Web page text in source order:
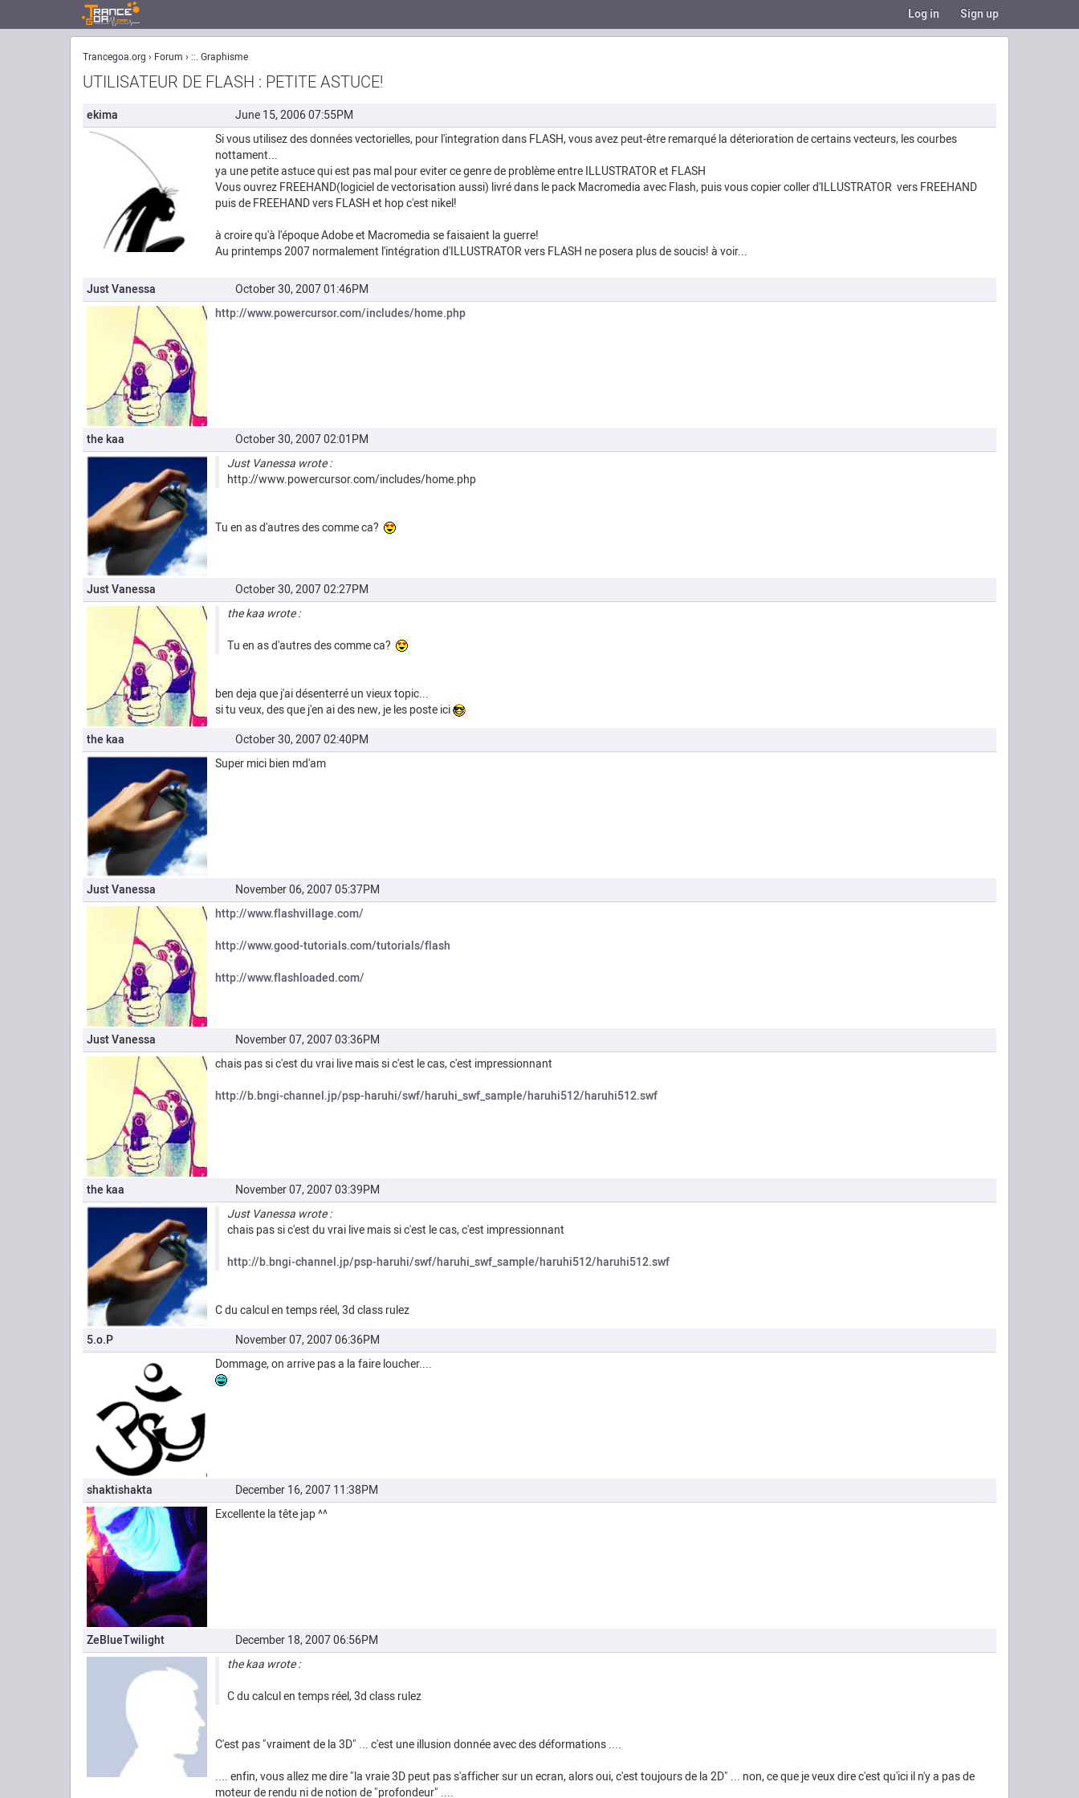
Log in Sign up
Trancegoa.org Forum ::. Graphisme
UTILISATEUR DE FLASH : PETITE ASTUCE!
ekima
June 15, 2006 07:55PM
Si vous utilisez des données vectorielles, pour l'integration dans FLASH, vous avez peut-être remarqué la déterioration de certains vecteurs, les courbes
nottament...
ya une petite astuce qui est pas mal pour eviter ce genre de problème entre ILLUSTRATOR et FLASH
Vous ouvrez FREEHAND(logiciel de vectorisation aussi) livré dans le pack Macromedia avec Flash, puis vous copier coller d'ILLUSTRATOR vers FREEHAND
puis de FREEHAND vers FLASH et hop c'est nikel!
à croire qu'à l'époque Adobe et Macromedia se faisaient la guerre!
Au printemps 2007 normalement l'intégration d'ILLUSTRATOR vers FLASH ne posera plus de soucis! à voir...
Just Vanessa
October 30, 2007 01:46PM
http://www.powercursor.com/includes/home.php
the kaa
October 30, 2007 02:01PM
Just Vanessa wrote :
http://www.powercursor.com/includes/home.php
Tu en as d'autres des comme ca?
Just Vanessa
October 30, 2007 02:27PM
the kaa wrote :
Tu en as d'autres des comme ca?
ben deja que j'ai désenterré un vieux topic...
si tu veux, des que j'en ai des new, je les poste ici
the kaa
October 30, 2007 02:40PM
Super mici bien md'am
Just Vanessa
November 06, 2007 05:37PM
http://www.flashvillage.com/
http://www.good-tutorials.com/tutorials/flash
http://www.flashloaded.com/
Just Vanessa
November 07, 2007 03:36PM
chais pas si c'est du vrai live mais si c'est le cas, c'est impressionnant
http://b.bngi-channel.jp/psp-haruhi/swf/haruhi_swf_sample/haruhi512/haruhi512.swf
the kaa
November 07, 2007 03:39PM
Just Vanessa wrote :
chais pas si c'est du vrai live mais si c'est le cas, c'est impressionnant
http://b.bngi-channel.jp/psp-haruhi/swf/haruhi_swf_sample/haruhi512/haruhi512.swf
C du calcul en temps réel, 3d class rulez
5.o.P
November 07, 2007 06:36PM
Dommage, on arrive pas a la faire loucher....
shaktishakta
December 16, 2007 11:38PM
Excellente la tête jap ^^
ZeBlueTwilight
December 18, 2007 06:56PM
the kaa wrote :
C du calcul en temps réel, 3d class rulez
C'est pas "vraiment de la 3D" ... c'est une illusion donnée avec des déformations ....
.... enfin, vous allez me dire "la vraie 3D peut pas s'afficher sur un ecran, alors oui, c'est toujours de la 2D" ... non, ce que je veux dire c'est qu'ici il n'y a pas de
moteur de rendu ni de notion de "profondeur" ....